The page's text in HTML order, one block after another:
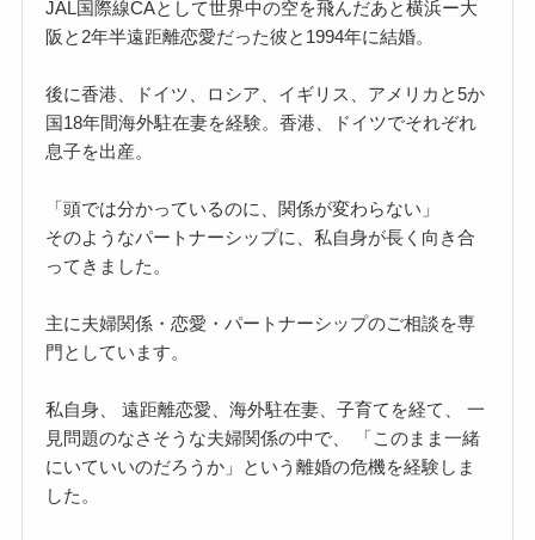
JAL国際線CAとして世界中の空を飛んだあと横浜ー大
阪と2年半遠距離恋愛だった彼と1994年に結婚。
後に香港、ドイツ、ロシア、イギリス、アメリカと5か
国18年間海外駐在妻を経験。香港、ドイツでそれぞれ
息子を出産。
「頭では分かっているのに、関係が変わらない」
そのようなパートナーシップに、私自身が長く向き合
ってきました。
主に夫婦関係・恋愛・パートナーシップのご相談を専
門としています。
私自身、 遠距離恋愛、海外駐在妻、子育てを経て、 一
見問題のなさそうな夫婦関係の中で、 「このまま一緒
にいていいのだろうか」という離婚の危機を経験しま
した。